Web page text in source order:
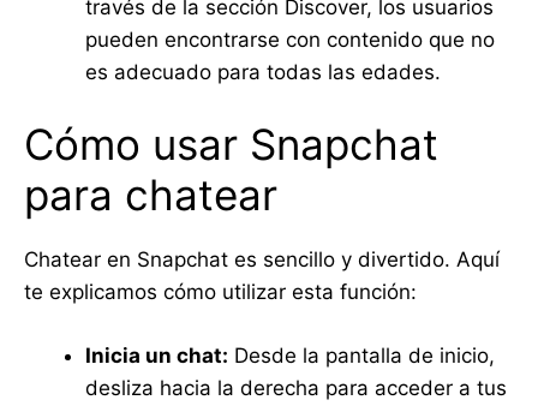
través de la sección Discover, los usuarios
pueden encontrarse con contenido que no
es adecuado para todas las edades.
Cómo usar Snapchat
para chatear
Chatear en Snapchat es sencillo y divertido. Aquí
te explicamos cómo utilizar esta función:
Inicia un chat: Desde la pantalla de inicio,
desliza hacia la derecha para acceder a tus